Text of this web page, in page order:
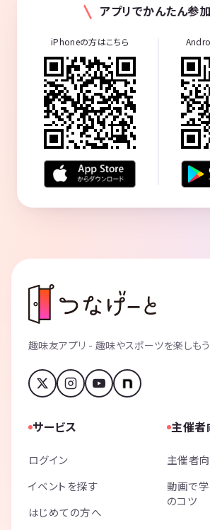
アプリでかんたん参加
iPhoneの方はこちら
趣味友アプリ - 趣味やスポーツを楽しもう
サービス
ログイン
イベントを探す
はじめての方へ
主催者
主催者
動画で
のコツ